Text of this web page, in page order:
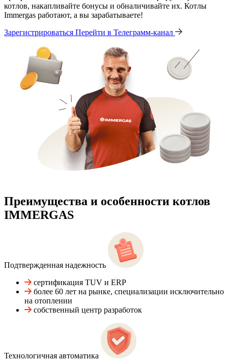
котлов, накапливайте бонусы и обналичивайте их. Котлы
Immergas работают, а вы зарабатываете!
Зарегистрироваться Перейти в Телеграмм-канал
Преимущества и особенности котлов
IMMERGAS
Подтвержденная надежность
сертификация TUV и ERP
более 60 лет на рынке, специализации исключительно
на отоплении
собственный центр разработок
Технологичная автоматика